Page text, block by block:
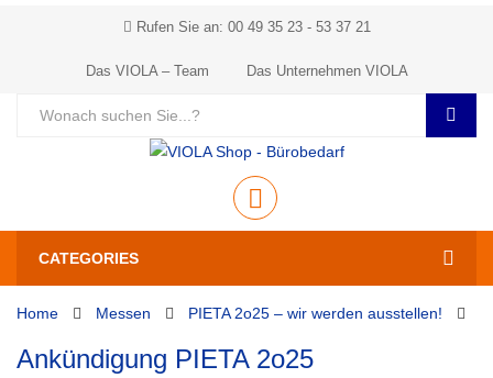
Rufen Sie an: 00 49 35 23 - 53 37 21
Das VIOLA – Team Das Unternehmen VIOLA
CATEGORIES
Home Messen PIETA 2o25 – wir werden ausstellen!
Ankündigung PIETA 2o25